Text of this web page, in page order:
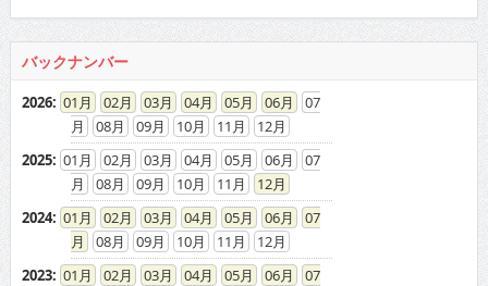
バックナンバー
2026: 01 02 03 04 05 06
07
08
09 10 11
12
2025: 01 02 03 04 05 06
07
08
09 10 11
12
2024: 01 02 03 04 05 06
07
08
09 10 11
12
2023: 01 02 03 04 05 06
07